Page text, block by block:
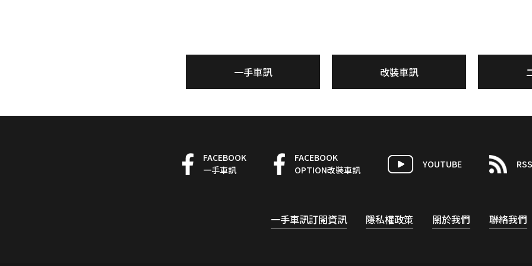
一手車訊 改裝車訊
FACEBOOK
一手車訊
FACEBOOK
OPTION改裝車訊
YOUTUBE RSS
一手車訊訂閱資訊 隱私權政策 關於我們 聯絡我們